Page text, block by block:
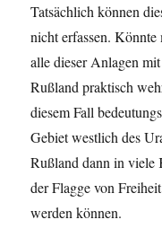
Tatsächlich können
nicht erfassen. Könnte
alle dieser Anlagen
Rußland praktisch
diesem Fall
Gebiet westlich des
Rußland dann in viele
der Flagge von
werden können.